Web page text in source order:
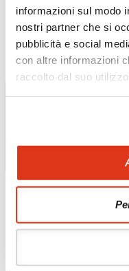
informazioni sul modo
nostri partner che si
pubblicità e social
con altre informazioni
raccolto dal suo
Scopri l'Hotel »
Dong, a 4 km